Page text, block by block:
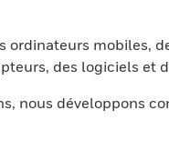
mobiles,
des logiciels et
nous développons